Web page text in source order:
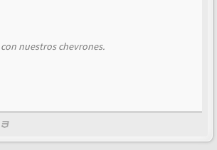
nuestros chevrones.